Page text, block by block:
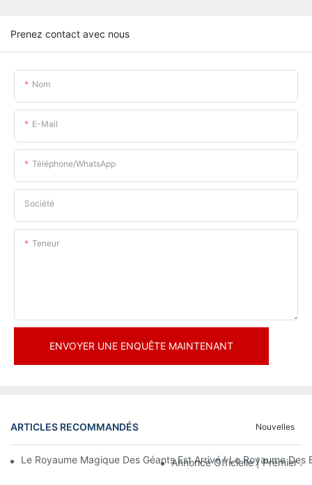
Prenez contact avec nous
Nom
E-Mail
Téléphone/WhatsApp
Société
Teneur
ENVOYER UNE ENQUÊTE MAINTENANT
ARTICLES RECOMMANDÉS Nouvelles
Le Royaume Magique Des Géants Est Arrivé ! Le Royaume
Annonce Officielle | Premier